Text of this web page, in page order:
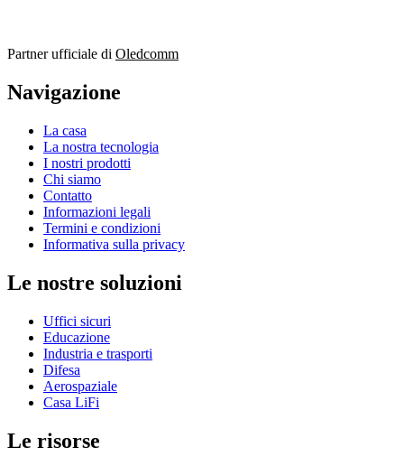
Partner ufficiale di Oledcomm
Navigazione
La casa
La nostra tecnologia
I nostri prodotti
Chi siamo
Contatto
Informazioni legali
Termini e condizioni
Informativa sulla privacy
Le nostre soluzioni
Uffici sicuri
Educazione
Industria e trasporti
Difesa
Aerospaziale
Casa LiFi
Le risorse